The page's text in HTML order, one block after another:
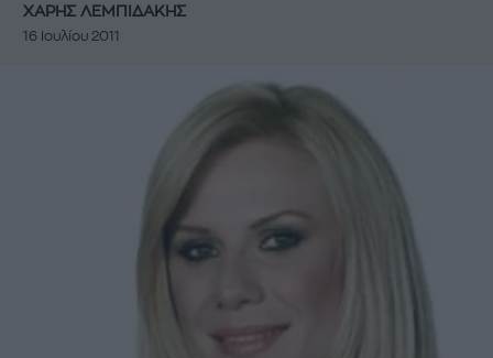
ΧΑΡΗΣ ΛΕΜΠΙΔΑΚΗΣ
16 Ιουλίου 2011